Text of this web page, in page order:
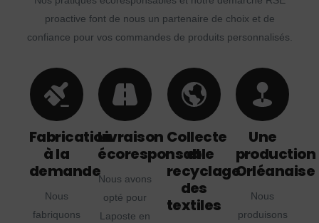
proactive font de nous un partenaire de choix et de
confiance pour vos commandes de produits personnalisés.
Fabrication
à la
demande
Nous
fabriquons
Livraison
écoresponsable
Nous avons
opté pour
Laposte en
Collecte
et
recyclage
des
textiles
Une
production
Orléanaise
Nous
produisons